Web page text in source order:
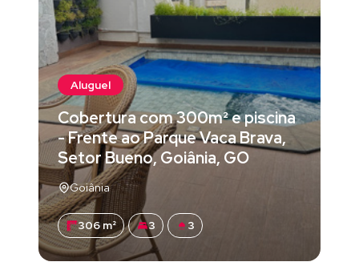
Aluguel
Cobertura com 300m² e piscina
- Frente ao Parque Vaca Brava,
Setor Bueno, Goiânia, GO
Goiânia
306 m² 3 3